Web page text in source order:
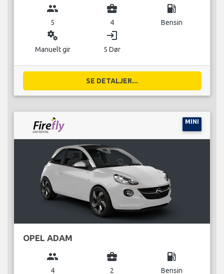
group
5
business_center
4
local_gas_station
Bensin
miscellaneous_services
Manuelt gir
login
5 Dør
SE DETALJER...
MINI
OPEL ADAM
group
4
business_center
2
local_gas_station
Bensin